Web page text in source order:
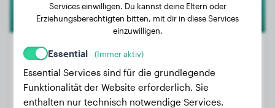
Gewicht:
Alter:
3 Jahre, 7 Monate
Services einwilligen. Du kannst deine Eltern oder
Erziehungsberechtigten bitten, mit dir in diese Services
einzuwilligen.
Essential (Immer aktiv)
Essential Services sind für die grundlegende
Funktionalität der Website erforderlich. Sie
enthalten nur technisch notwendige Services.